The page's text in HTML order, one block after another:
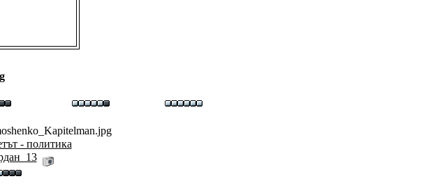
- политика